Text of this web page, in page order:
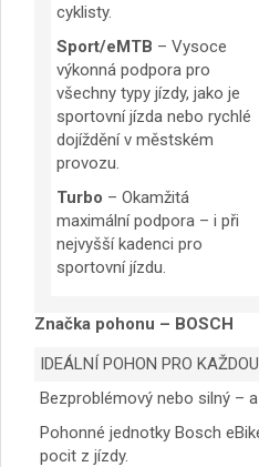
cyklisty.
Sport/eMTB – Vysoce
výkonná podpora pro
všechny typy jízdy, jako je
sportovní jízda nebo rychlé
dojíždění v městském
provozu.
Turbo – Okamžitá
maximální podpora – i při
nejvyšší kadenci pro
sportovní jízdu.
Značka pohonu – BOSCH
IDEÁLNÍ POHON PRO
Bezproblémový nebo silný –
Pohonné jednotky Bosch
pocit z jízdy.